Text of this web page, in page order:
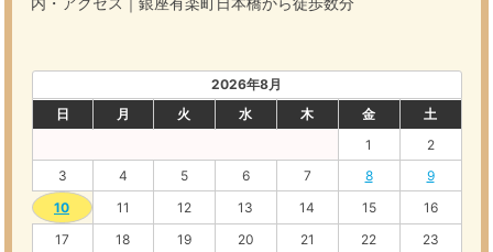
2026年8月
日
月 火 水 木 金
土
1
2
3
4 5 6 7 8
9
10
11 12 13 14 15
16
17
18 19 20 21 22
23